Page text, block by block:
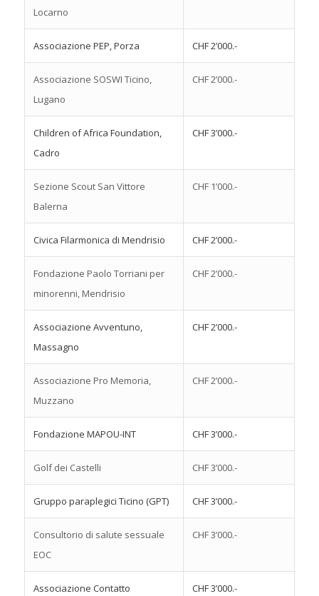
Locarno
Associazione PEP, Porza CHF 2’000.-
Associazione SOSWI Ticino,
Lugano
CHF 2’000.-
Children of Africa Foundation,
Cadro
CHF 3’000.-
Sezione Scout San Vittore
Balerna
CHF 1’000.-
Civica Filarmonica di Mendrisio CHF 2’000.-
Fondazione Paolo Torriani per
minorenni, Mendrisio
CHF 2’000.-
Associazione Avventuno,
Massagno
CHF 2’000.-
Associazione Pro Memoria,
Muzzano
CHF 2’000.-
Fondazione MAPOU-INT CHF 3’000.-
Golf dei Castelli CHF 3’000.-
Gruppo paraplegici Ticino (GPT) CHF 3’000.-
Consultorio di salute sessuale
EOC
CHF 3’000.-
Associazione Contatto CHF 3’000.-